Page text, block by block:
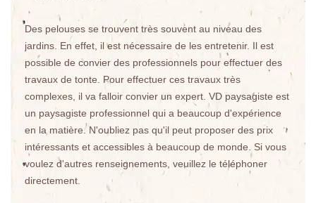
Des pelouses se trouvent très souvent au niveau des
jardins. En effet, il est nécessaire de les entretenir. Il est
possible de convier des professionnels pour effectuer des
travaux de tonte. Pour effectuer ces travaux très
complexes, il va falloir convier un expert. VD paysagiste est
un paysagiste professionnel qui a beaucoup d'expérience
en la matière. N'oubliez pas qu'il peut proposer des prix
intéressants et accessibles à beaucoup de monde. Si vous
voulez d'autres renseignements, veuillez le téléphoner
directement.